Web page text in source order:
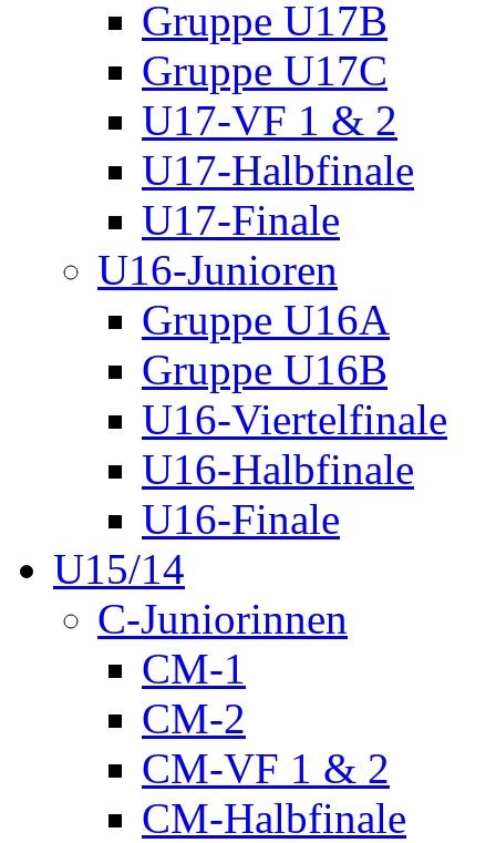
Gruppe U17B
Gruppe U17C
U17-VF 1 & 2
U17-Halbfinale
U17-Finale
U16-Junioren
Gruppe U16A
Gruppe U16B
U16-Viertelfinale
U16-Halbfinale
U16-Finale
U15/14
C-Juniorinnen
CM-1
CM-2
CM-VF 1 & 2
CM-Halbfinale